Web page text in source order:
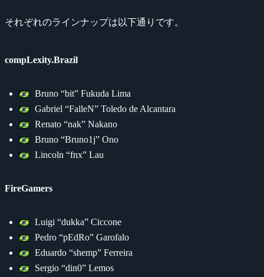
それぞれのラインナップは以下通りです。
compLexity.Brazil
Bruno “bit” Fukuda Lima
Gabriel “FalleN” Toledo de Alcantara
Renato “nak” Nakano
Bruno “Bruno1j” Ono
Lincoln “fnx” Lau
FireGamers
Luigi “dukka” Ciccone
Pedro “pEdRo” Garofalo
Eduardo “shemp” Ferreira
Sergio “din0” Lemos